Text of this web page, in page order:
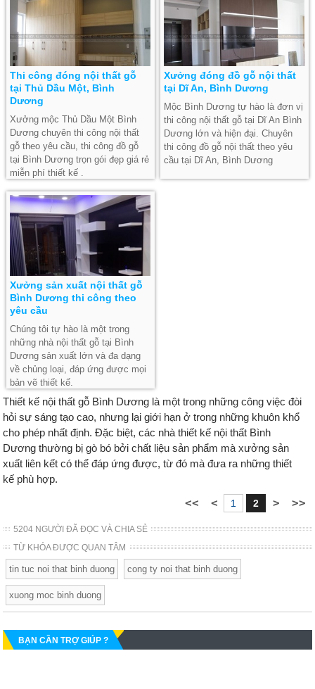
Thi công đóng nội thất gỗ
tại Thủ Dầu Một, Bình
Dương
Xưởng mộc Thủ Dầu Một Bình
Dương chuyên thi công nội thất
gỗ theo yêu cầu, thi công đồ gỗ
tại Bình Dương trọn gói đẹp giá rẻ
miễn phí thiết kế .
Xưởng đóng đồ gỗ nội thất
tại Dĩ An, Bình Dương
Mộc Bình Dương tự hào là đơn vị
thi công nội thất gỗ tại Dĩ An Bình
Dương lớn và hiện đại. Chuyên
thi công đồ gỗ nội thất theo yêu
cầu tại Dĩ An, Bình Dương
Xưởng sản xuất nội thất gỗ
Bình Dương thi công theo
yêu cầu
Chúng tôi tự hào là một trong
những nhà nội thất gỗ tại Bình
Dương sản xuất lớn và đa dạng
về chủng loại, đáp ứng được mọi
bản vẽ thiết kế.
Thiết kế nội thất gỗ Bình Dương là một trong những công việc đòi
hỏi sự sáng tạo cao, nhưng lại giới hạn ở trong những khuôn khổ
cho phép nhất định. Đặc biệt, các nhà thiết kế nội thất Bình
Dương thường bị gò bó bởi chất liệu sản phẩm mà xưởng sản
xuất liên kết có thể đáp ứng được, từ đó mà đưa ra những thiết
kế phù hợp.
1 2
5204 NGƯỜI ĐÃ ĐỌC VÀ CHIA SẺ
TỪ KHÓA ĐƯỢC QUAN TÂM
tin tuc noi that binh duong cong ty noi that binh duong
xuong moc binh duong
BẠN CẦN TRỢ GIÚP ?